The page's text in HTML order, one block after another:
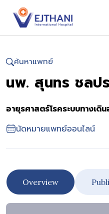
Skip to content
ค้นหาแพทย์
นพ. สุนทร ชลป
อายุรศาสตร์โรคระบบทางเดิน
นัดหมายแพทย์ออนไลน์
Overview